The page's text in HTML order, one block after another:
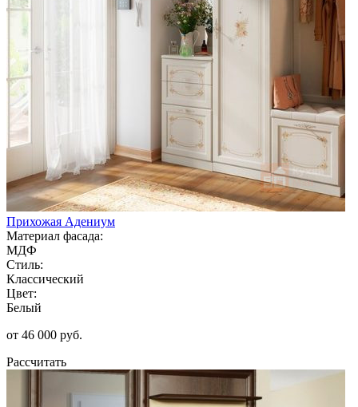
Прихожая Адениум
Материал фасада:
МДФ
Стиль:
Классический
Цвет:
Белый
от 46 000 руб.
Рассчитать